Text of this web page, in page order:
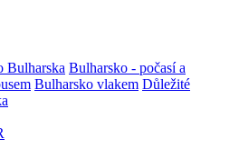
Bulharska Bulharsko - počasí a
Bulharsko vlakem Důležité